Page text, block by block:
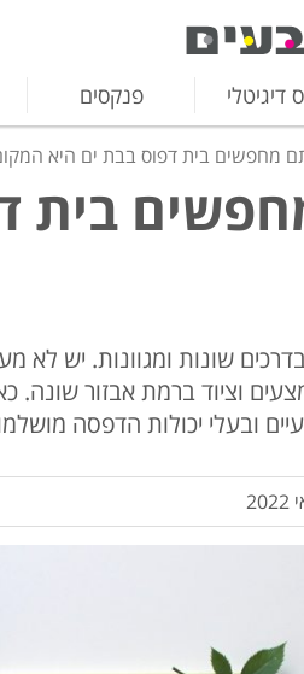
דיגיטלי פנקסים
מחפשים בית דפוס בבת ים היא
בית
שונות ומגוונות. יש לא
וציוד ברמת אבזור
ובעלי יכולות הדפסה